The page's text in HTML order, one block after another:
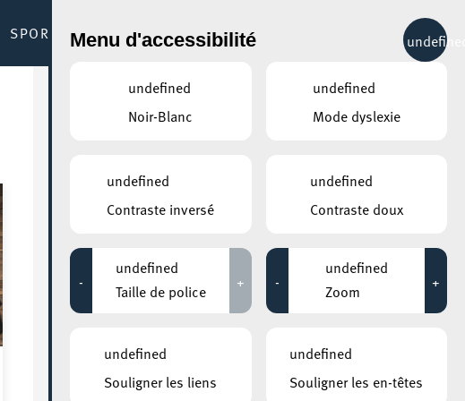
SPORT & RÉCRÉATION MOBILITÉ
ÉVÉNEMENTS CONTINUS
30 JUIN 2020
Leo Capus
Jusqu'au 25 juillet
MBSR – Conference Mindfulness
12°C
Menu d'accessibilité
undefined
Noir-Blanc
undefined
Mode dyslexie
undefined
Contraste inversé
undefined
Contraste doux
-
undefined
Taille de police
+ -
undefined
Zoom
+
undefined
Souligner les liens
undefined
Souligner les en-têtes